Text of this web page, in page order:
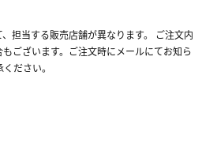
担当する販売店舗が異なります。 ご注文内
ございます。ご注文時にメールにてお知ら
ださい。